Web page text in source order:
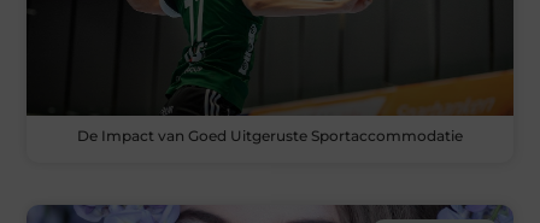
De Impact van Goed Uitgeruste Sportaccommodatie